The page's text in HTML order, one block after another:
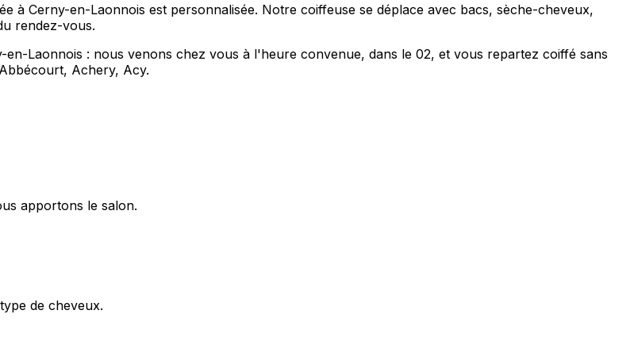
à Cerny-en-Laonnois est personnalisée. Notre coiffeuse se déplace avec bacs, sèche-cheveux,
rendez-vous.
Laonnois : nous venons chez vous à l'heure convenue, dans le 02, et vous repartez coiffé sans
Achery, Acy.
apportons le salon.
de cheveux.